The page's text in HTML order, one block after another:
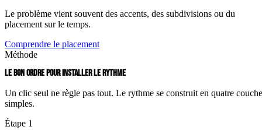
Le problème vient souvent des accents, des subdivisions ou du
placement sur le temps.
Comprendre le placement
Méthode
LE BON ORDRE POUR INSTALLER LE RYTHME
Un clic seul ne règle pas tout. Le rythme se construit en quatre
simples.
Étape 1